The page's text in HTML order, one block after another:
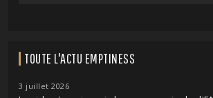
TOUTE L'ACTU EMPTINESS
3 juillet 2026